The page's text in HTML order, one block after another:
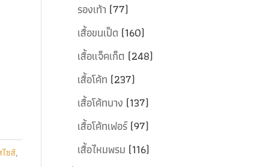
ซส์,
รองเท้า (77)
เสื้อขนเป็ด (160)
เสื้อแจ็คเก็ต (248)
เสื้อโค้ท (237)
เสื้อโค้ทบาง (137)
เสื้อโค้ทเฟอร์ (97)
เสื้อไหมพรม (116)